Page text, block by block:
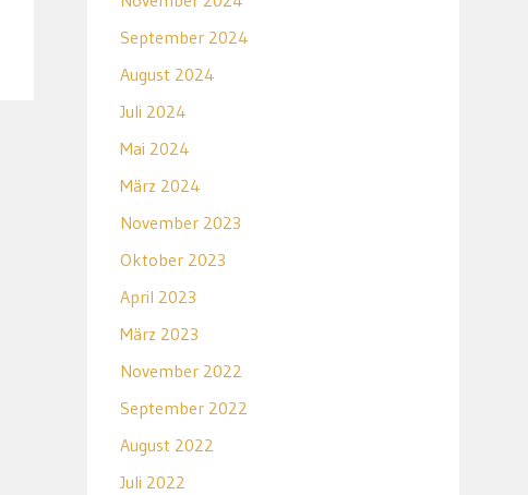
September 2024
August 2024
Juli 2024
Mai 2024
März 2024
November 2023
Oktober 2023
April 2023
März 2023
November 2022
September 2022
August 2022
Juli 2022